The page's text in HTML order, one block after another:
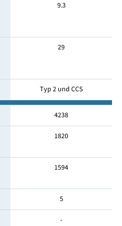
9.3
29
Typ 2 und CCS
4238
1820
1594
5
-